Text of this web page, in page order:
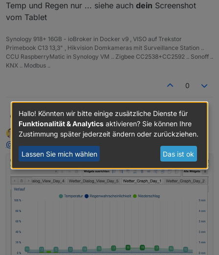
Temp und Regen nur ... siehe auch dein Screenshot
vom Tablet
Synology 918+ 16GB - ioBroker in Docker v9 , VISO auf Trekstor
Primebook C13 13,3" , Hikvision Domkameras mit Surveillance Station ..
CCU RaspberryMatic in Synology VM .. Zigbee CC2538+CC2592 .. Sonoff ..
KNX .. Modbus ..
0
Glasfaser@jackblackson
du bist im falschen View , oder ist es auch dort .
Temp und Regen nur ... siehe auch deinScreenshot
vom Tablet
jackblackson schrieb am20. Apr. 2020, 15:40
zuletzt editiert von
@ GlasfaserMeinst du das?
Hallo! Könnten wir bitte einige zusätzliche Dienste für
Funktionalität & Analytics aktivieren? Sie können Ihre
Zustimmung später jederzeit ändern oder zurückziehen.
Lassen Sie mich wählen Das ist ok